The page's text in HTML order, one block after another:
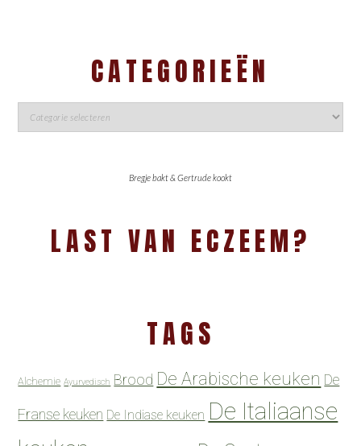
CATEGORIEËN
Bregje bakt & Gertrude kookt
LAST VAN ECZEEM?
TAGS
Alchemie Ayurvedisch Brood De Arabische keuken De
Franse keuken De Indiase keuken De Italiaanse